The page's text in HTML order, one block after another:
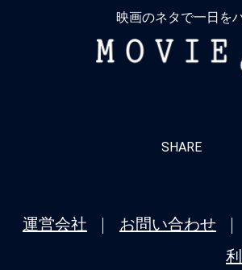
映画のネタで一日を
MOVIE
SHARE
運営会社 お問い合わせ